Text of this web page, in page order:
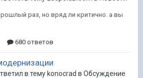
раз, но вряд ли критично. а вы
680 ответов
в тему konocrad в Обсуждение